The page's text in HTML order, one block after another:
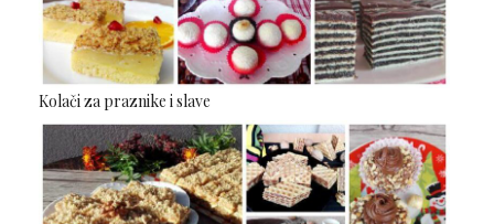
Kolači za praznike i slave